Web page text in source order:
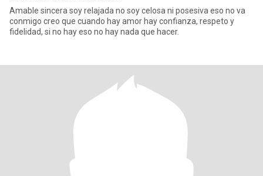
Amable sincera soy relajada no soy celosa ni posesiva eso no va
conmigo creo que cuando hay amor hay confianza, respeto y
fidelidad, si no hay eso no hay nada que hacer.